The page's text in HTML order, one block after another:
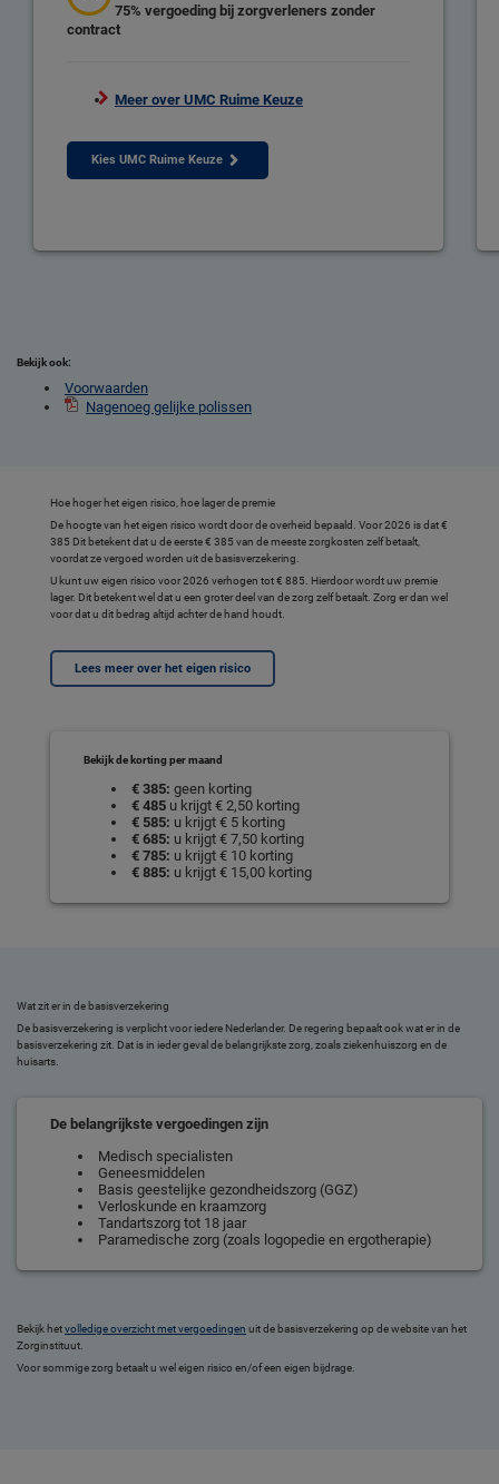
75% vergoeding bij zorgverleners zonder
contract
Meer over UMC Ruime Keuze
Kies UMC Ruime Keuze
Bekijk ook:
Voorwaarden
Nagenoeg gelijke polissen
Hoe hoger het eigen risico, hoe lager de premie
De hoogte van het eigen risico wordt door de overheid bepaald. Voor 2026 is dat €
385 Dit betekent dat u de eerste € 385 van de meeste zorgkosten zelf betaalt,
voordat ze vergoed worden uit de basisverzekering.
U kunt uw eigen risico voor 2026 verhogen tot € 885. Hierdoor wordt uw premie
lager. Dit betekent wel dat u een groter deel van de zorg zelf betaalt. Zorg er dan wel
voor dat u dit bedrag altijd achter de hand houdt.
Lees meer over het eigen risico
Bekijk de korting per maand
€ 385: geen korting
€ 485 u krijgt € 2,50 korting
€ 585: u krijgt € 5 korting
€ 685: u krijgt € 7,50 korting
€ 785: u krijgt € 10 korting
€ 885: u krijgt € 15,00 korting
Wat zit er in de basisverzekering
De basisverzekering is verplicht voor iedere Nederlander. De regering bepaalt ook wat er in de
basisverzekering zit. Dat is in ieder geval de belangrijkste zorg, zoals ziekenhuiszorg en de
huisarts.
De belangrijkste vergoedingen zijn
Medisch specialisten
Geneesmiddelen
Basis geestelijke gezondheidszorg (GGZ)
Verloskunde en kraamzorg
Tandartszorg tot 18 jaar
Paramedische zorg (zoals logopedie en ergotherapie)
Bekijk hetvolledige overzicht met vergoedingen uit de basisverzekering op de website van het
Zorginstituut.
Voor sommige zorg betaalt u wel eigen risico en/of een eigen bijdrage.